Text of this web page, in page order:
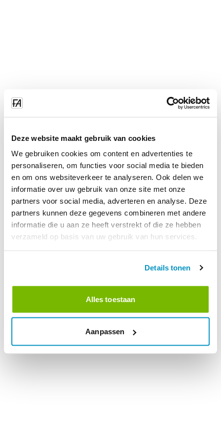
Deze website maakt gebruik van cookies
We gebruiken cookies om content en advertenties te
personaliseren, om functies voor social media te bieden
en om ons websiteverkeer te analyseren. Ook delen we
informatie over uw gebruik van onze site met onze
partners voor social media, adverteren en analyse. Deze
partners kunnen deze gegevens combineren met andere
informatie die u aan ze heeft verstrekt of die ze hebben
verzameld op basis van uw gebruik van hun services.
Details tonen
Alles toestaan
Aanpassen